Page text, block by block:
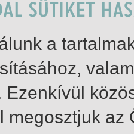
a
Ezenkívül
megosztjuk